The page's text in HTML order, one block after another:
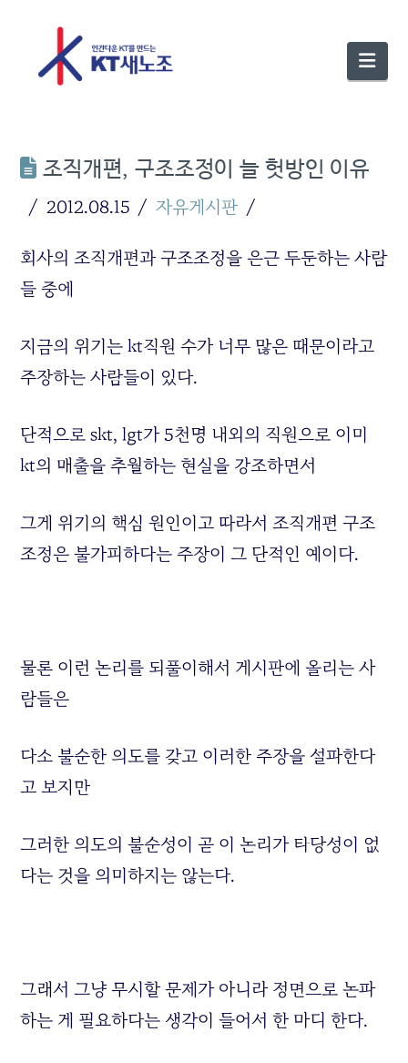
조직개편, 구조조정이 늘 헛방인 이유
2012.08.15 자유게시판
회사의 조직개편과 구조조정을 은근 두둔하는 사람
들 중에
지금의 위기는 kt직원 수가 너무 많은 때문이라고
주장하는 사람들이 있다.
단적으로 skt, lgt가 5천명 내외의 직원으로 이미
kt의 매출을 추월하는 현실을 강조하면서
그게 위기의 핵심 원인이고 따라서 조직개편 구조
조정은 불가피하다는 주장이 그 단적인 예이다.
물론 이런 논리를 되풀이해서 게시판에 올리는 사
람들은
다소 불순한 의도를 갖고 이러한 주장을 설파한다
고 보지만
그러한 의도의 불순성이 곧 이 논리가 타당성이 없
다는 것을 의미하지는 않는다.
그래서 그냥 무시할 문제가 아니라 정면으로 논파
하는 게 필요하다는 생각이 들어서 한 마디 한다.